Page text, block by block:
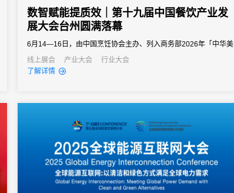
数智赋能提质效｜第十九届中国餐饮产业发
展大会台州圆满落幕
6月14—16日，由中国烹饪协会主办、列入商务部2026年「中华美
食荟」重点促消费活动的第十九届中国餐饮产业发展大会在浙江台
州白天鹅国际会议中心圆满举办。
线上展会 产业大会
行业大会
了解详情